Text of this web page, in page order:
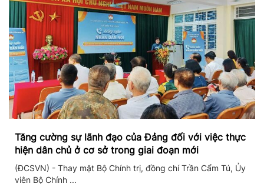
Tăng cường sự lãnh đạo của Đảng đối với việc thực
hiện dân chủ ở cơ sở trong giai đoạn mới
(ĐCSVN) - Thay mặt Bộ Chính trị, đồng chí Trần Cẩm Tú, Ủy
viên Bộ Chính ...